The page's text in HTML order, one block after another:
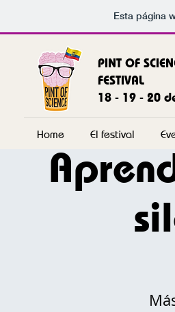
Esta página
PINT OF
FESTIVAL
18 - 19 - 20
Home El festival